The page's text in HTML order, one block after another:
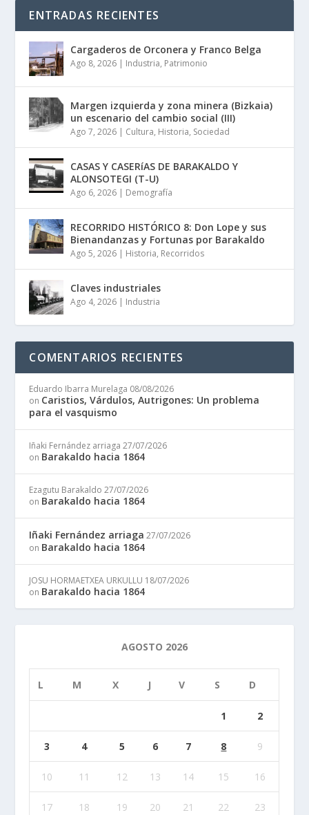
ENTRADAS RECIENTES
Cargaderos de Orconera y Franco Belga
Ago 8, 2026 | Industria, Patrimonio
Margen izquierda y zona minera (Bizkaia)
un escenario del cambio social (III)
Ago 7, 2026 | Cultura, Historia, Sociedad
CASAS Y CASERíAS DE BARAKALDO Y
ALONSOTEGI (T-U)
Ago 6, 2026 | Demografía
RECORRIDO HISTÓRICO 8: Don Lope y sus
Bienandanzas y Fortunas por Barakaldo
Ago 5, 2026 | Historia, Recorridos
Claves industriales
Ago 4, 2026 | Industria
COMENTARIOS RECIENTES
Eduardo Ibarra Murelaga 08/08/2026
on Caristios, Várdulos, Autrigones: Un problema
para el vasquismo
Iñaki Fernández arriaga 27/07/2026
on Barakaldo hacia 1864
Ezagutu Barakaldo 27/07/2026
on Barakaldo hacia 1864
Iñaki Fernández arriaga 27/07/2026
on Barakaldo hacia 1864
JOSU HORMAETXEA URKULLU 18/07/2026
on Barakaldo hacia 1864
AGOSTO 2026
L M X J V S D
1 2
3 4 5 6 7 8 9
10 11 12 13 14 15 16
17 18 19 20 21 22 23